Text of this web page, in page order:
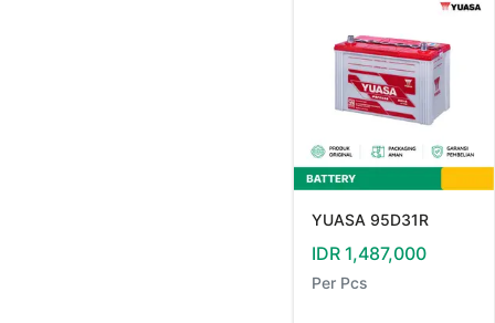
YUASA 95D31R
IDR 1,487,000
Per Pcs